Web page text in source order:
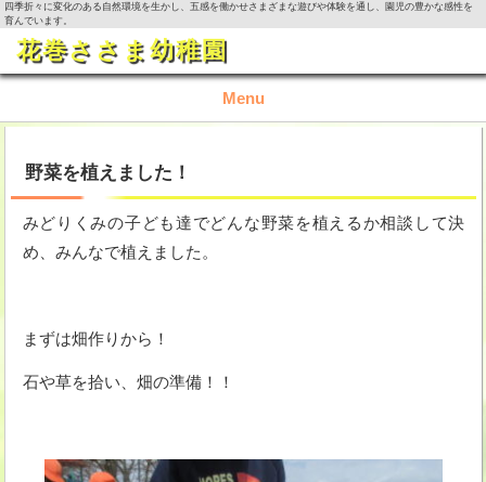
四季折々に変化のある自然環境を生かし、五感を働かせさまざまな遊びや体験を通し、園児の豊かな感性を
育んでいます。
花巻ささま幼稚園
Menu
園の概要
園の生活
野菜を植えました！
みどりくみの子ども達でどんな野菜を植えるか相談して決
め、みんなで植えました。
まずは畑作りから！
石や草を拾い、畑の準備！！